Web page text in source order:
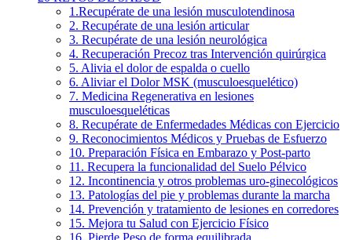
1.Recupérate de una lesión musculotendinosa
2. Recupérate de una lesión articular
3. Recupérate de una lesión neurológica
4. Recuperación Precoz tras Intervención quirúrgica
5. Alivia el dolor de espalda o cuello
6. Aliviar el Dolor MSK (musculoesquelético)
7. Medicina Regenerativa en lesiones
musculoesqueléticas
8. Recupérate de Enfermedades Médicas con Ejercicio
9. Reconocimientos Médicos y Pruebas de Esfuerzo
10. Preparación Física en Embarazo y Post-parto
11. Recupera la funcionalidad del Suelo Pélvico
12. Incontinencia y otros problemas uro-ginecológicos
13. Patologías del pie y problemas durante la marcha
14. Prevención y tratamiento de lesiones en corredores
15. Mejora tu Salud con Ejercicio Físico
16. Pierde Peso de forma equilibrada